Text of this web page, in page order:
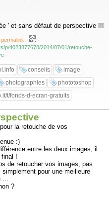
' et sans défaut de perspective !!!
- -
p/4023877678/2014/07/01/retouche-
conseils
image
photographies
phototoshop
t/fonds-d-ecran-gratuits
la retouche de vos
:)
entre les deux images, il
final !
de retoucher vos images, pas
pour une meilleure
...
?